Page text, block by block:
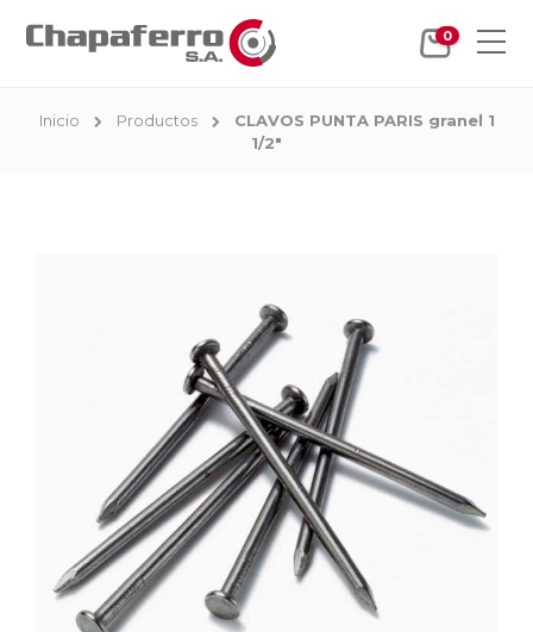
0
Inicio Productos
CLAVOS PUNTA PARIS granel 1
1/2"